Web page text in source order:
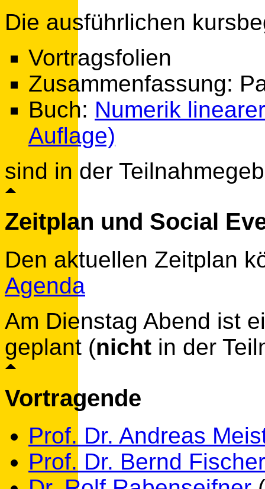
Die ausführlichen
Vortragsfolien
Zusammenfassung:
Buch: Numerik
Auflage)
sind in der
Zeitplan und Social
Den aktuellen Zeitplan
Agenda
Am Dienstag Abend ist
geplant (nicht in der
Vortragende
Prof. Dr. Andreas
Prof. Dr. Bernd Fischer